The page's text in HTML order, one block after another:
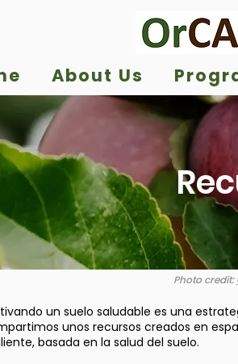
About Us
Photo credit:
un suelo saludable es una
unos recursos creados en
basada en la salud del suelo.